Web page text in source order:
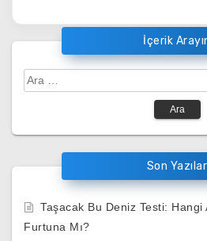
İçerik
Arama:
Son Yazılar
Taşacak Bu Deniz Testi:
Furtuna Mı?